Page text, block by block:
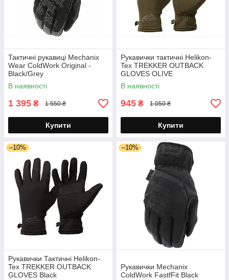
Тактичні рукавиці Mechanix
Wear ColdWork Original -
Black/Grey
В наявності
1 395 ₴ 1 550 ₴
Купити
Рукавички тактичні Helikon-
Tex TREKKER OUTBACK
GLOVES OLIVE
В наявності
945 ₴ 1 050 ₴
Купити
–10%
Рукавички Тактичні Helikon-
Tex TREKKER OUTBACK
GLOVES Black
–10%
Рукавички Mechanix
ColdWork FastfFit Black